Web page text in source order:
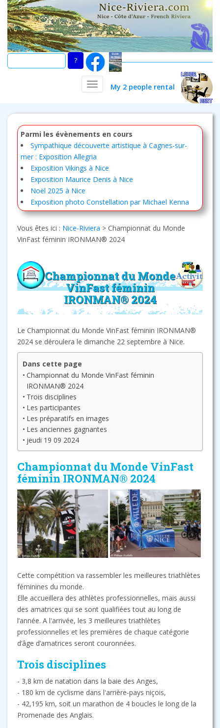
Skip
main
content
My 2 people rental
TOGGLE NAVIGATION
Parmi les évènements en cours
Sympathique découverte artistique à Cagnes-sur-
mer : Exposition Allegria
Exposition Vikings à Nice
Exposition Maurice Denis à Nice
Noël 2025 à Nice
Exposition photo Constellation par Michael Kenna
Vous êtes ici : Nice-Riviera > Championnat du Monde
VinFast féminin IRONMAN® 2024
Championnat du Monde
VinFast féminin
IRONMAN® 2024
Le Championnat du Monde VinFast féminin IRONMAN®
2024 se déroulera le dimanche 22 septembre à Nice.
Dans cette page
Championnat du Monde VinFast féminin
IRONMAN® 2024
Trois disciplines
Les participantes
Les préparatifs en images
Les anciennes gagnantes
jeudi 19 09 2024
Championnat du Monde VinFast
féminin IRONMAN® 2024
Cette compétition va rassembler les meilleures triathlètes
féminines du monde.
Elle accueillera des athlètes professionnelles, mais aussi
des amatrices qui se sont qualifiées tout au long de
l’année. A l'arrivée, les 3 meilleures triathlètes
professionnelles et les premières de chaque catégorie
d’âge d’amatrices seront couronnées.
Trois disciplines
- 3,8 km de natation dans la baie des Anges,
- 180 km de cyclisme dans l'arrière-pays niçois,
- 42,195 km, soit un marathon de 4 boucles le long de la
Promenade des Anglais.